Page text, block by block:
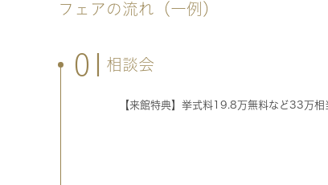
フェアの流れ（一例）
01 相談会
【来館特典】挙式料19.8万無料など33万